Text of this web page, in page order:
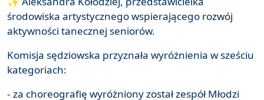
środowiska artystycznego wspierającego rozwój
aktywności tanecznej seniorów.
Komisja sędziowska przyznała wyróżnienia w sześciu
kategoriach:
- za choreografię wyróżniony został zespół Młodzi